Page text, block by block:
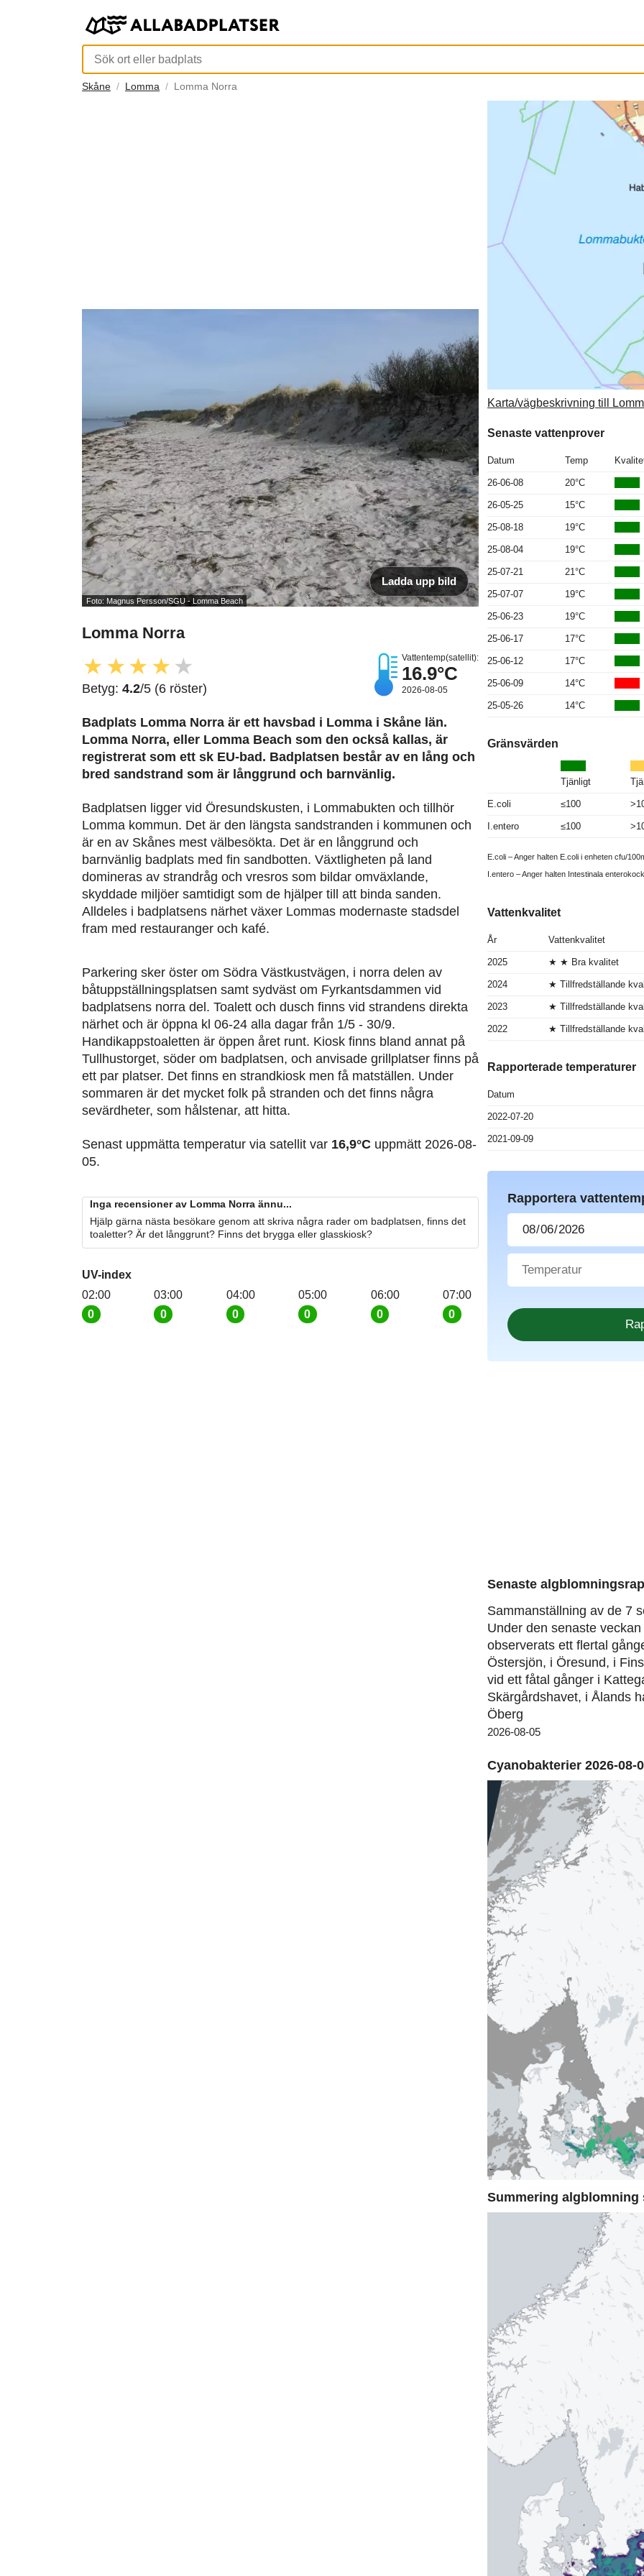
Skåne Lomma Lomma Norra
Foto: Magnus Persson/SGU - Lomma Beach
Ladda upp bild
Lomma Norra
★ ★★ ★ ★
Betyg: 4.2/5 (6 röster)
Vattentemp(satellit):
16.9°C
2026-08-05
Badplats Lomma Norra är ett havsbad i Lomma i Skåne län.
Lomma Norra, eller Lomma Beach som den också kallas, är
registrerat som ett sk EU-bad. Badplatsen består av en lång och
bred sandstrand som är långgrund och barnvänlig.
Badplatsen ligger vid Öresundskusten, i Lommabukten och tillhör
Lomma kommun. Det är den längsta sandstranden i kommunen och
är en av Skånes mest välbesökta. Det är en långgrund och
barnvänlig badplats med fin sandbotten. Växtligheten på land
domineras av strandråg och vresros som bildar omväxlande,
skyddade miljöer samtidigt som de hjälper till att binda sanden.
Alldeles i badplatsens närhet växer Lommas modernaste stadsdel
fram med restauranger och kafé.
Parkering sker öster om Södra Västkustvägen, i norra delen av
båtuppställningsplatsen samt sydväst om Fyrkantsdammen vid
badplatsens norra del. Toalett och dusch finns vid strandens direkta
närhet och är öppna kl 06-24 alla dagar från 1/5 - 30/9.
Handikappstoaletten är öppen året runt. Kiosk finns bland annat på
Tullhustorget, söder om badplatsen, och anvisade grillplatser finns på
ett par platser. Det finns en strandkiosk men få matställen. Under
sommaren är det mycket folk på stranden och det finns några
sevärdheter, som hålstenar, att hitta.
Senast uppmätta temperatur via satellit var 16,9°C uppmätt 2026-08-
05.
Inga recensioner av Lomma Norra ännu...
Hjälp gärna nästa besökare genom att skriva några rader om badplatsen, finns det
toaletter? Är det långgrunt? Finns det brygga eller glasskiosk?
UV-index
02:00
0
03:00
0
04:00
0
05:00
0
06:00
0
07:00
0
Karta/vägbeskrivning till
Senaste vattenprover
Datum Temp
26-06-08 20°C
26-05-25 15°C
25-08-18 19°C
25-08-04 19°C
25-07-21 21°C
25-07-07 19°C
25-06-23 19°C
25-06-17 17°C
25-06-12 17°C
25-06-09 14°C
25-05-26 14°C
Gränsvärden
Tjänligt
E.coli ≤100
I.entero ≤100
E.coli – Anger halten E.coli i enheten cfu/
I.entero – Anger halten Intestinala
Vattenkvalitet
År Vattenkvalitet
2025 ★ ★ Bra kvalitet
2024 ★ Tillfredställande
2023 ★ Tillfredställande
2022 ★ Tillfredställande
Rapporterade temperaturer
Datum
2022-07-20
2021-09-09
Rapportera
Senaste
Sammanställning av de 7
Under den senaste
observerats ett flertal
Östersjön, i Öresund, i
vid ett fåtal gånger i
Skärgårdshavet, i Ålands
Öberg
2026-08-05
Cyanobakterier 2026-08-
Summering algblomning